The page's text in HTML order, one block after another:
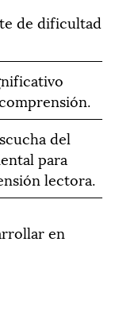
de dificultad
del
para
lectora.
en